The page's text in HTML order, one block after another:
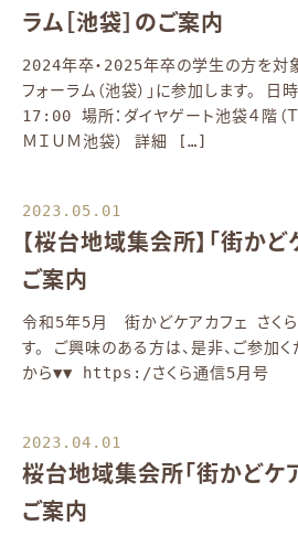
ラム［池袋］のご案内
2024年卒・2025年卒の学生の方を対
フォーラム（池袋）」に参加します。
17:00 場所：ダイヤゲート池袋４階（Ｔ
ＭＩＵＭ池袋） 詳細 […]
2023.05.01
【桜台地域集会所】「街かど
ご案内
令和5年5月 街かどケアカフェ さく
す。 ご興味のある方は、是非、ご参加
から▼▼ https:/さくら通信5月号
2023.04.01
桜台地域集会所「街かどケ
ご案内